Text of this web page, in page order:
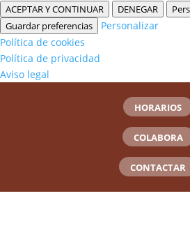
ACEPTAR Y CONTINUAR DENEGAR
Guardar preferencias
Personalizar
Política de cookies
Política de privacidad
Aviso legal
HORARIOS
COLABORA
CONTACTAR